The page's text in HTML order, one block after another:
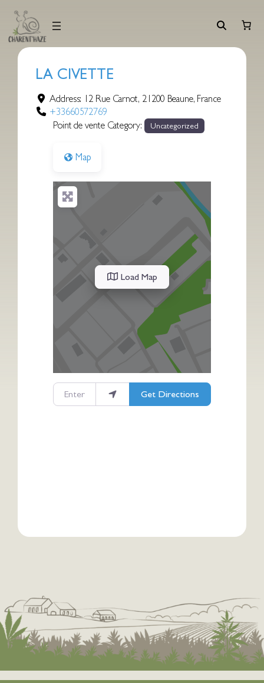
contenu
LA CIVETTE
Address: 12 Rue Carnot, 21200 Beaune, France
+33660572769
Point de vente Category:
Uncategorized
Map
Load Map
Enter your location
Get Directions